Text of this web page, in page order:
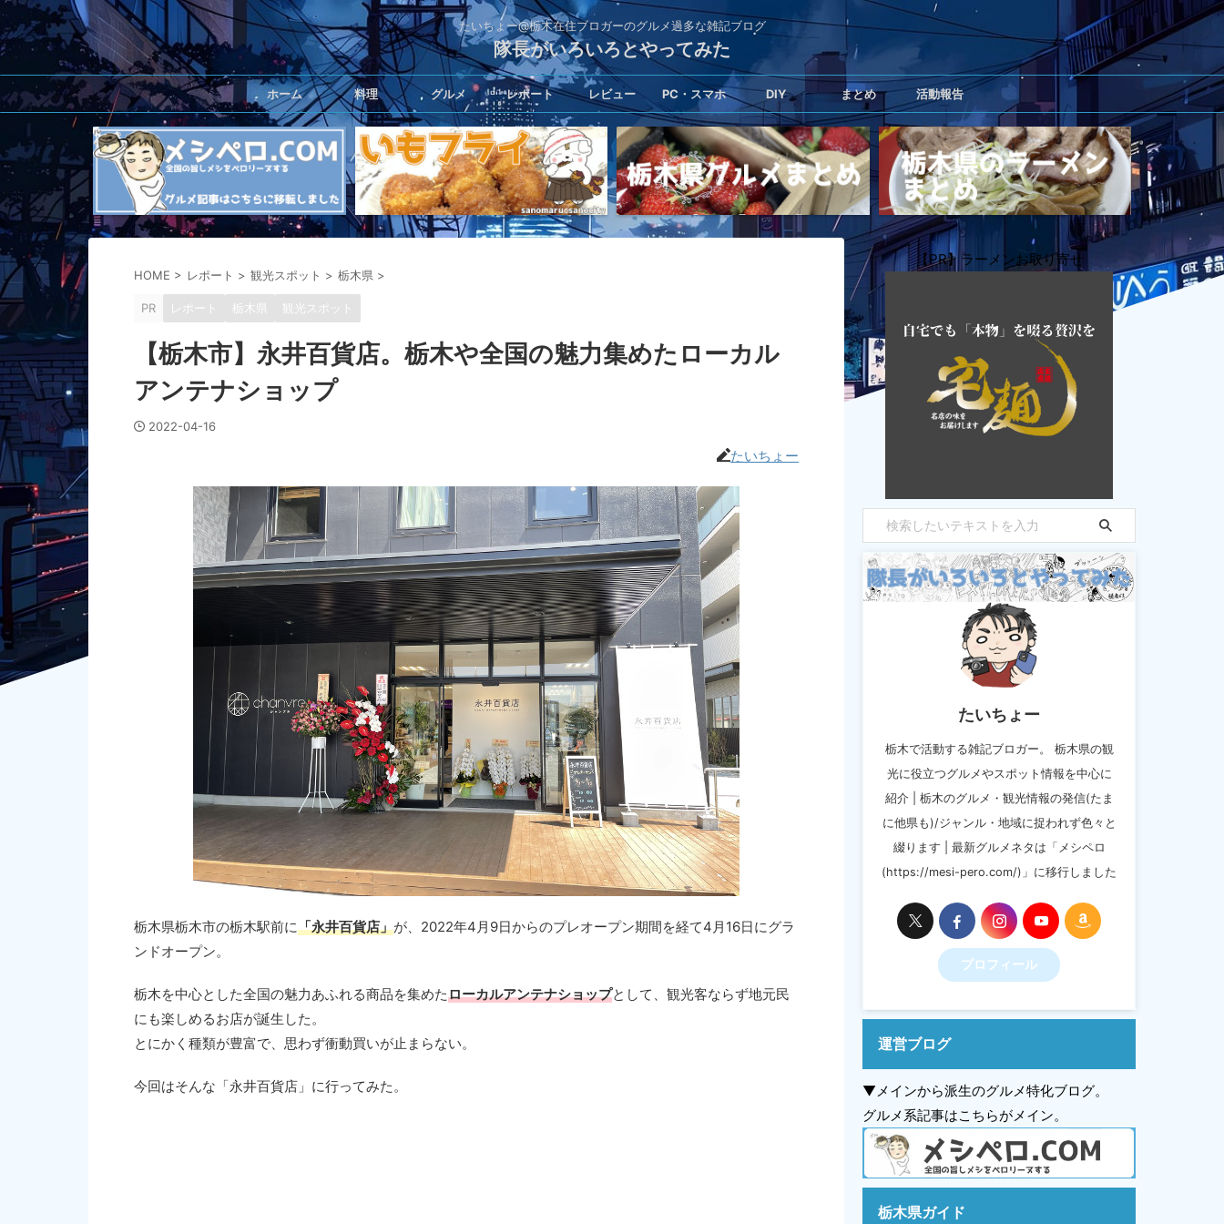
たいちょー@栃木在住ブロガーのグルメ過多な雑記ブログ
隊長がいろいろとやってみた
ホーム 料理 グルメ レポート レビュー PC・スマホ DIY まとめ 活動報告
HOME > レポート > 観光スポット > 栃木県 >
PR レポート 栃木県 観光スポット
【栃木市】永井百貨店。栃木や全国の魅力集めたローカル
アンテナショップ
2022-04-16
たいちょー
栃木県栃木市の栃木駅前に「永井百貨店」が、2022年4月9日からのプレオープン期間を経て4月16日にグラ
ンドオープン。
栃木を中心とした全国の魅力あふれる商品を集めたローカルアンテナショップとして、観光客ならず地元民
にも楽しめるお店が誕生した。
とにかく種類が豊富で、思わず衝動買いが止まらない。
今回はそんな「永井百貨店」に行ってみた。
【PR】ラーメンお取り寄せ
たいちょー
栃木で活動する雑記ブロガー。 栃木県の観
光に役立つグルメやスポット情報を中心に
紹介 | 栃木のグルメ・観光情報の発信(たま
に他県も)/ジャンル・地域に捉われず色々と
綴ります | 最新グルメネタは「メシペロ
(https://mesi-pero.com/)」に移行しました
プロフィール
運営ブログ
▼メインから派生のグルメ特化ブログ。
グルメ系記事はこちらがメイン。
栃木県ガイド